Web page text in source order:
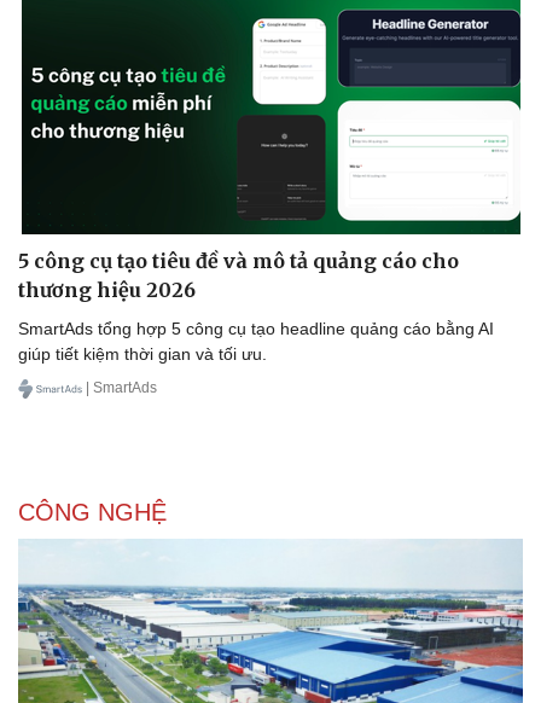
Doanh nghiệp
Vì cộng đồng
5 công cụ tạo tiêu đề và mô tả quảng cáo cho
thương hiệu 2026
SmartAds tổng hợp 5 công cụ tạo headline quảng cáo bằng AI
giúp tiết kiệm thời gian và tối ưu.
| SmartAds
CÔNG NGHỆ